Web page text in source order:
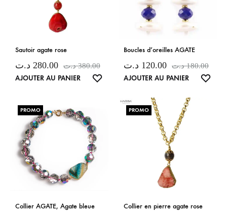
Sautoir agate rose
280.00 د.ت 380.00 د.ت
AJOUTER AU PANIER
SOUHAITS
Boucles d’oreilles AGATE
120.00 د.ت 180.00 د.ت
AJOUTER AU PANIER
PROMO
Collier AGATE, Agate bleue
PROMO
Collier en pierre agate rose